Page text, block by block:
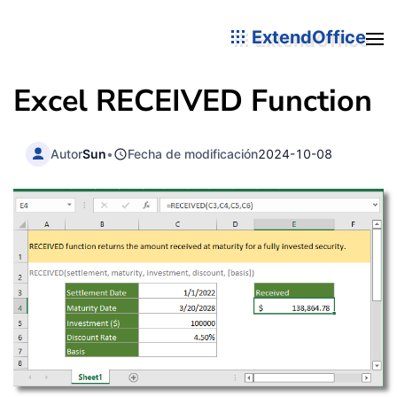
ExtendOffice
Excel RECEIVED Function
AutorSun• Fecha de modificación2024-10-08